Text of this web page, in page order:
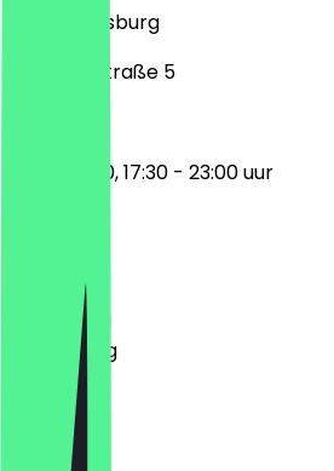
Augsburg
Barfüßerstraße 5
11:30 - 14:30, 17:30 - 23:00 uur
Dinsdag
Woensdag
Donderdag
Vrijdag
Zaterdag
Zondag